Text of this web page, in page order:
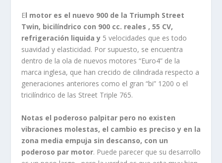
El motor es el nuevo 900 de la Triumph Street
Twin, bicilíndrico con 900 cc. reales , 55 CV,
refrigeración liquida y5 velocidades que es todo
suavidad y elasticidad. Por supuesto, se encuentra
dentro de la ola de nuevos motores “Euro4” de la
marca inglesa, que han crecido de cilindrada respecto a
generaciones anteriores como el gran “bi” 1200 o el
tricilíndrico de las Street Triple 765.
Notas el poderoso palpitar pero no existen
vibraciones molestas, el cambio es preciso y en la
zona media empuja sin descanso, con un
poderoso par motor. Puede parecer que su desarrollo